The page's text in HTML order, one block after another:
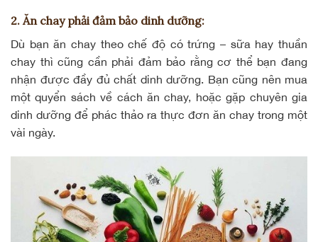
2. Ăn chay phải đảm bảo dinh dưỡng:
Dù bạn ăn chay theo chế độ có trứng – sữa hay thuần
chay thì cũng cần phải đảm bảo rằng cơ thể bạn đang
nhận được đầy đủ chất dinh dưỡng. Bạn cũng nên mua
một quyển sách về cách ăn chay, hoặc gặp chuyên gia
dinh dưỡng để phác thảo ra thực đơn ăn chay trong một
vài ngày.